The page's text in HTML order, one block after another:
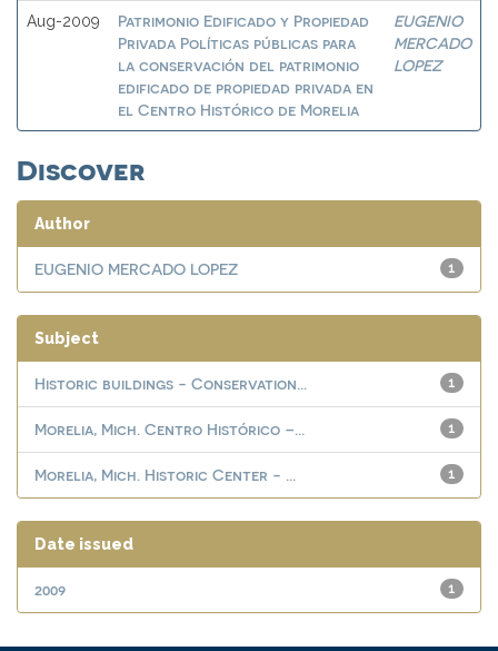
Aug-2009
Patrimonio Edificado y Propiedad
Privada Políticas públicas para
la conservación del patrimonio
edificado de propiedad privada en
el Centro Histórico de Morelia
EUGENIO
MERCADO
LOPEZ
Discover
Author
1
EUGENIO MERCADO LOPEZ
Subject
1
Historic buildings - Conservation...
1
Morelia, Mich. Centro Histórico –...
1
Morelia, Mich. Historic Center - ...
Date issued
1
2009